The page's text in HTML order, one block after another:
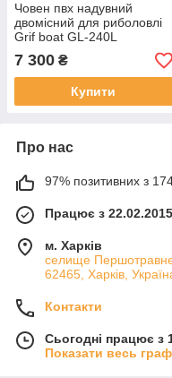
Човен пвх надувний
двомісний для риболовлі
Grif boat GL-240L
7 300 ₴
Купити
Про нас
97% позитивних з 174
Працює з 22.02.2015
м. Харків
cелище
62465, Харків,
Контакти
Сьогодні працює з
Показати весь